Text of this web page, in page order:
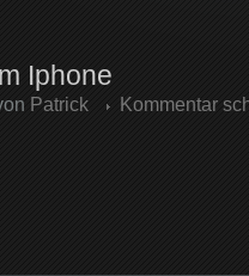
Iphone
Patrick Kommentar